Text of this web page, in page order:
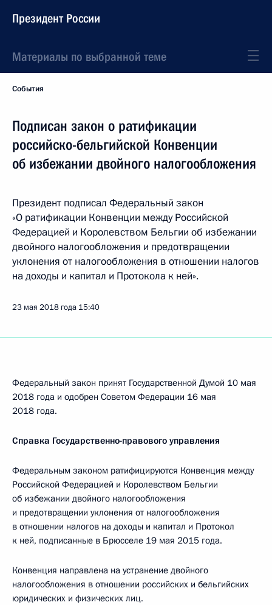
Президент России
Материалы по выбранной теме
События
Подписан закон о ратификации
российско-бельгийской Конвенции
об избежании двойного налогообложения
Президент подписал Федеральный закон
«О ратификации Конвенции между Российской
Федерацией и Королевством Бельгии об избежании
двойного налогообложения и предотвращении
уклонения от налогообложения в отношении налогов
на доходы и капитал и Протокола к ней».
23 мая 2018 года 15:40
Федеральный закон принят Государственной Думой 10 мая
2018 года и одобрен Советом Федерации 16 мая
2018 года.
Справка Государственно-правового управления
Федеральным законом ратифицируются Конвенция между
Российской Федерацией и Королевством Бельгии
об избежании двойного налогообложения
и предотвращении уклонения от налогообложения
в отношении налогов на доходы и капитал и Протокол
к ней, подписанные в Брюсселе 19 мая 2015 года.
Конвенция направлена на устранение двойного
налогообложения в отношении российских и бельгийских
юридических и физических лиц.